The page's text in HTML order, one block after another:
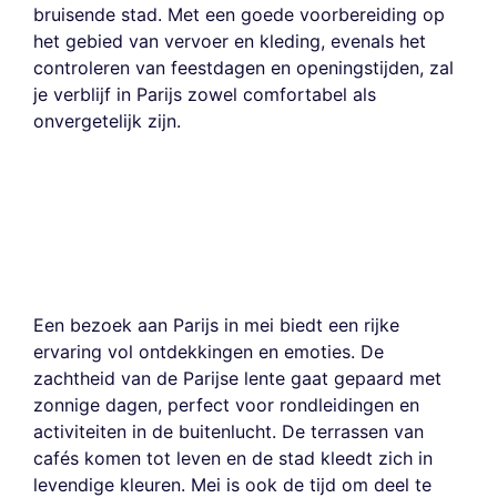
bruisende stad. Met een goede voorbereiding op
het gebied van vervoer en kleding, evenals het
controleren van feestdagen en openingstijden, zal
je verblijf in Parijs zowel comfortabel als
onvergetelijk zijn.
Een bezoek aan Parijs in mei biedt een rijke
ervaring vol ontdekkingen en emoties. De
zachtheid van de Parijse lente gaat gepaard met
zonnige dagen, perfect voor rondleidingen en
activiteiten in de buitenlucht. De terrassen van
cafés komen tot leven en de stad kleedt zich in
levendige kleuren. Mei is ook de tijd om deel te